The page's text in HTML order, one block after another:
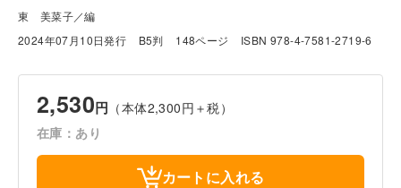
東 美菜子／編
2024年07月10日発行
B5判 148ページ ISBN 978-4-7581-2719-6
2,530円 （本体2,300円＋税）
在庫：あり
カートに入れる